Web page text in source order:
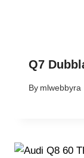
Q7
By mlwebbyra